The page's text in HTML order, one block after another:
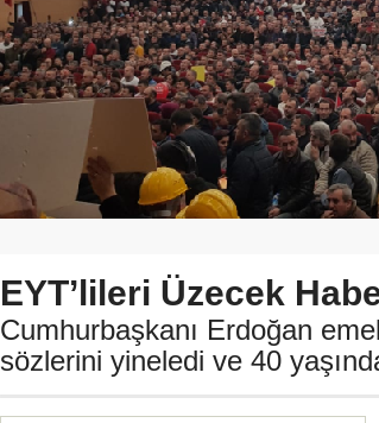
EYT’lileri Üzecek
Cumhurbaşkanı Erdoğan
sözlerini yineledi ve 40